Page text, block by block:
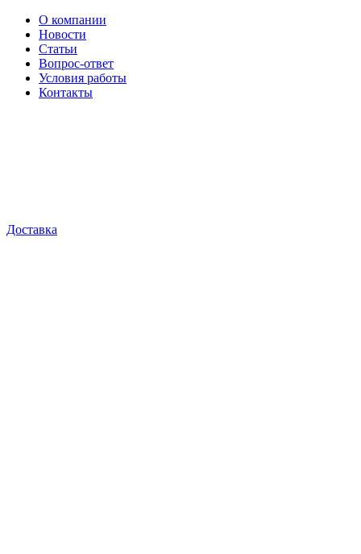
О компании
Новости
Статьи
Вопрос-ответ
Условия работы
Контакты
Доставка